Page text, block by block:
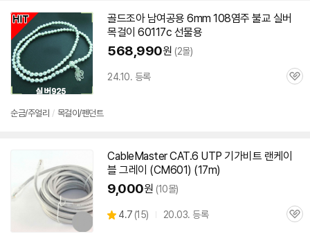
골드조아 남여공용 6mm 108염주 불교 실버
목걸이 60117c 선물용
568,990원 (2몰)
24.10. 등록
관
순금/주얼리 / 목걸이/펜던트
CableMaster CAT.6 UTP 기가비트 랜케이
블 그레이 (CM601) (17m)
9,000원 (10몰)
별
4.7 (상
15) 20.03. 등록
관